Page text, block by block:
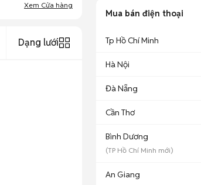
Xem Cửa hàng
Dạng lưới
Mua bán điện thoại
Tp Hồ Chí Minh
Hà Nội
Đà Nẵng
Cần Thơ
Bình Dương
(TP Hồ Chí Minh mới)
An Giang